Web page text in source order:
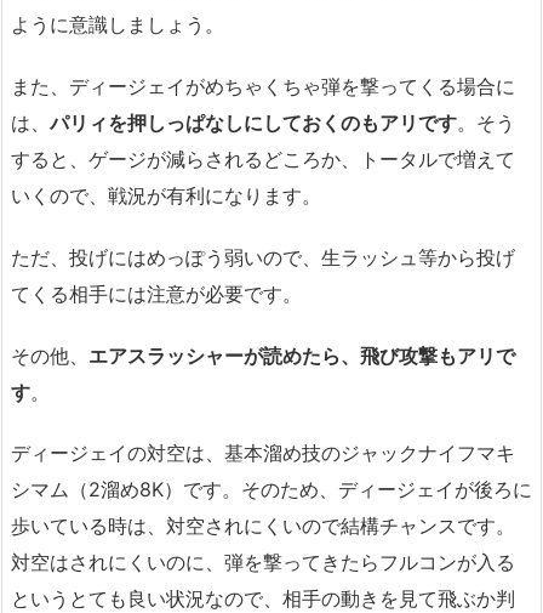
ように意識しましょう。
また、ディージェイがめちゃくちゃ弾を撃ってくる場合に
は、パリィを押しっぱなしにしておくのもアリです。そう
すると、ゲージが減らされるどころか、トータルで増えて
いくので、戦況が有利になります。
ただ、投げにはめっぽう弱いので、生ラッシュ等から投げ
てくる相手には注意が必要です。
その他、 エアスラッシャーが読めたら、飛び攻撃もアリで
す。
ディージェイの対空は、基本溜め技のジャックナイフマキ
シマム（2溜め8K）です。そのため、ディージェイが後ろに
歩いている時は、対空されにくいので結構チャンスです。
対空はされにくいのに、弾を撃ってきたらフルコンが入る
というとても良い状況なので、相手の動きを見て飛ぶか判